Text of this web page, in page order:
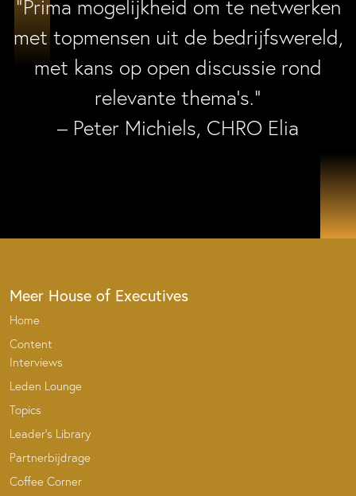
“Prima mogelijkheid om te netwerken
met topmensen uit de bedrijfswereld,
met kans op open discussie rond
relevante thema’s.”
– Peter Michiels, CHRO Elia
Meer House of Executives
Home
Content
Interviews
Leden Lounge
Topics
Leader’s Library
Partnerbijdrage
Coffee Corner